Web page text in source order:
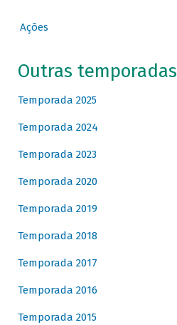
Ações
Outras temporadas
Temporada 2025
Temporada 2024
Temporada 2023
Temporada 2020
Temporada 2019
Temporada 2018
Temporada 2017
Temporada 2016
Temporada 2015